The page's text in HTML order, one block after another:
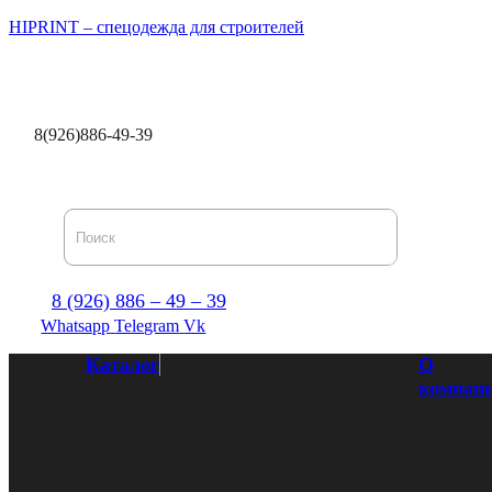
HIPRINT – спецодежда для строителей
8(926)886-49-39
8 (926) 886 – 49 – 39
Whatsapp Telegram Vk
Каталог
О